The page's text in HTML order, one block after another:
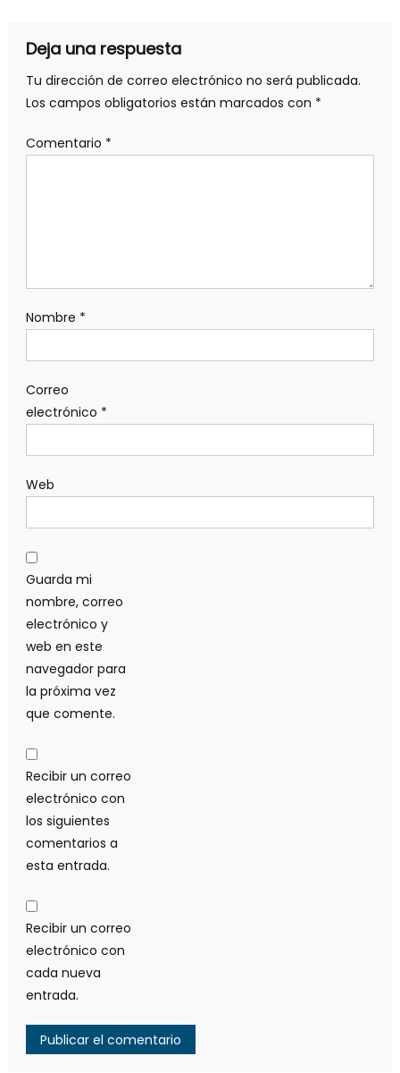
Deja una respuesta
Tu dirección de correo electrónico no será publicada.
Los campos obligatorios están marcados con *
Comentario *
Nombre *
Correo
electrónico *
Web
Guarda mi
nombre, correo
electrónico y
web en este
navegador para
la próxima vez
que comente.
Recibir un correo
electrónico con
los siguientes
comentarios a
esta entrada.
Recibir un correo
electrónico con
cada nueva
entrada.